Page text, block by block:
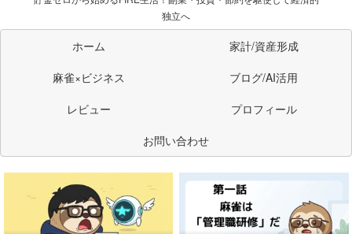
独立へ
ホーム
家計/資産形成
麻雀×ビジネス
ブログ/AI活用
レビュー
プロフィール
お問い合わせ